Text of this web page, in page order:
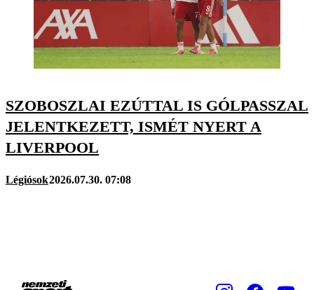
SZOBOSZLAI EZÚTTAL IS GÓLPASSZAL
JELENTKEZETT, ISMÉT NYERT A
LIVERPOOL
Légiósok2026.07.30. 07:08